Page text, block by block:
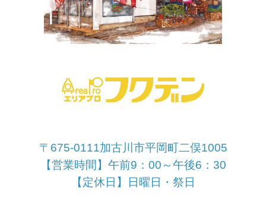
〒675-0111加古川市平岡町二俣1005
【営業時間】午前9：00～午後6：30
【定休日】日曜日・祭日